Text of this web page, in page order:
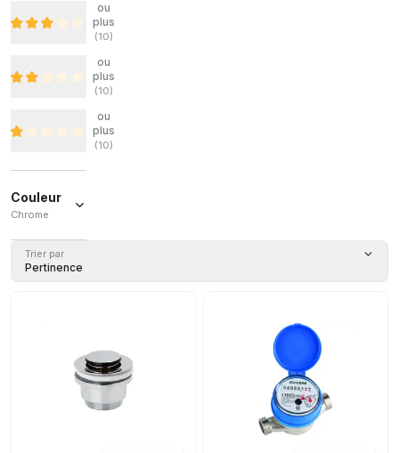
ou
plus
(10)
ou
plus
(10)
ou
plus
(10)
Couleur
Chrome
(46)
Trier par
Pertinence